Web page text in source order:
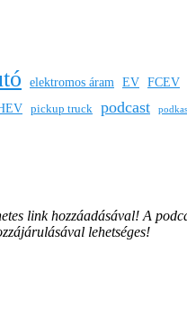
elektromos áram EV FCEV
pickup truck podcast
link hozzáadásával! A
lehetséges!